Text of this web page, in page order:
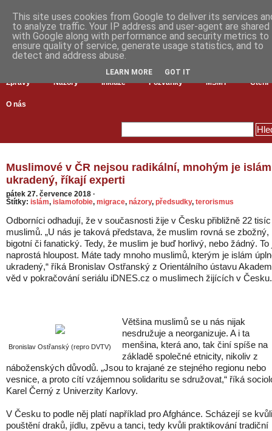
Zprávy Názory Inkluze Pozvánky MŠMT Čtení
O nás
Muslimové v ČR nejsou radikální, mnohým je islám
ukradený, říkají experti
pátek 27. července 2018 ·
Štítky: islám, islamofobie, migrace, názory, předsudky, terorismus
Odborníci odhadují, že v současnosti žije v Česku přibližně 22 tisíc
muslimů. „U nás je taková představa, že muslim rovná se zbožný,
bigotní či fanatický. Tedy, že muslim je buď horlivý, nebo žádný. To
naprostá hloupost. Máte tady mnoho muslimů, kterým je islám
ukradený,“ říká Bronislav Ostřanský z Orientálního ústavu
věd v pokračování seriálu iDNES.cz o muslimech žijících v Česku.
Bronislav Ostřanský (repro DVTV)
Většina muslimů se u nás nijak
nesdružuje a neorganizuje. A i ta
menšina, která ano, tak činí spíše na
základě společné etnicity, nikoliv z
náboženských důvodů. „Jsou to krajané ze stejného regionu nebo
vesnice, a proto cítí vzájemnou solidaritu se sdružovat,“ říká
Karel Černý z Univerzity Karlovy.
V Česku to podle něj platí například pro Afghánce. Scházejí se kvůli
pouštění draků, jídlu, zpěvu a tanci, tedy kvůli praktikování tradiční
This site uses cookies from Google to deliver its services
to analyze traffic. Your IP address and user-agent are shared
with Google along with performance and security metrics to
ensure quality of service, generate usage statistics, and to
detect and address abuse.
LEARN MORE GOT IT